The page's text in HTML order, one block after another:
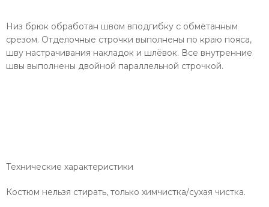
Низ брюк обработан швом вподгибку с обмётанным
срезом. Отделочные строчки выполнены по краю пояса,
шву настрачивания накладок и шлёвок. Все внутренние
швы выполнены двойной параллельной строчкой.
Технические характеристики
Костюм нельзя стирать, только химчистка/сухая чистка.